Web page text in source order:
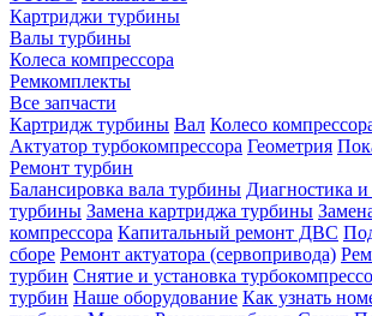
Картриджи турбины
Валы турбины
Колеса компрессора
Ремкомплекты
Все запчасти
Картридж турбины Вал Колесо
Актуатор турбокомпрессора Геометрия
Ремонт турбин
Балансировка вала турбины Диагностика и
турбины Замена картриджа турбины
компрессора Капитальный ремонт ДВС
сборе Ремонт актуатора (сервопривода)
турбин Снятие и установка
турбин Наше оборудование Как узнать